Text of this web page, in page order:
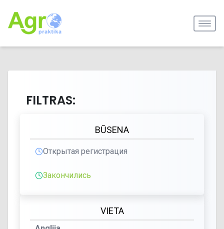
FILTRAS:
BŪSENA
Открытая регистрация
Закончились
VIETA